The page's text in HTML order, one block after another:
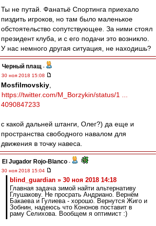
Ты не путай. Фанатьё Спортинга приехало
пиздить игроков, но там было маленькое
обстоятельство сопутствующее. За ними стоял
президент клуба, и с его подачи это возникло.
У нас немного другая ситуация, не находишь?
Черный плащ -
30 ноя 2018 15:08
Mosfilmovskiy
https://twitter.com/M_Borzykin/status/1 ...
4090847233
с какой дальней штанги, Олег?) да еще и
пространства свободного навалом для
движения в точку навеса.
El Jugador Rojo-Blanco -
30 ноя 2018 15:04
blind_guardian » 30 ноя 2018 14:18
Главная задача зимой найти альтернативу
Глушакову. Не просрать Андриано. Вернём
Бакаева и Гулиева - хорошо. Вернутся Жиго и
Зобнин, надеюсь что Кононов поставит в
раму Селихова. Вообщем я оптимист :)